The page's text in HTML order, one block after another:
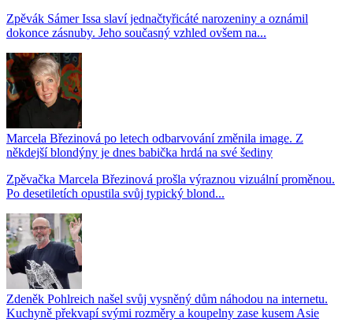
Zpěvák Sámer Issa slaví jednačtyřicáté narozeniny a oznámil
dokonce zásnuby. Jeho současný vzhled ovšem na...
Marcela Březinová po letech odbarvování změnila image. Z
někdejší blondýny je dnes babička hrdá na své šediny
Zpěvačka Marcela Březinová prošla výraznou vizuální proměnou.
Po desetiletích opustila svůj typický blond...
Zdeněk Pohlreich našel svůj vysněný dům náhodou na internetu.
Kuchyně překvapí svými rozměry a koupelny zase kusem Asie